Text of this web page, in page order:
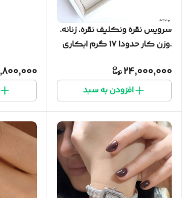
سرویس نقره ونکلیف نقره. زنانه.
.وزن کار حدودا ۱۷ گرم ابکاری
24,000,000
افزودن به سبد